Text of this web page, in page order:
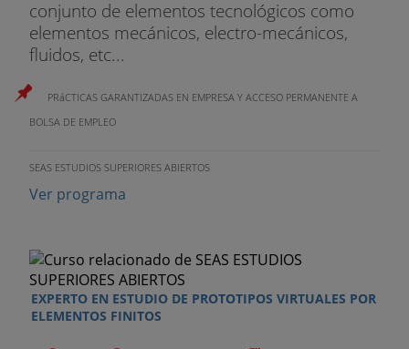
conjunto de elementos tecnológicos como
elementos mecánicos, electro-mecánicos,
fluidos, etc...
PRáCTICAS GARANTIZADAS EN EMPRESA Y ACCESO PERMANENTE A
BOLSA DE EMPLEO
SEAS ESTUDIOS SUPERIORES ABIERTOS
Ver programa
EXPERTO EN ESTUDIO DE PROTOTIPOS VIRTUALES POR
ELEMENTOS FINITOS